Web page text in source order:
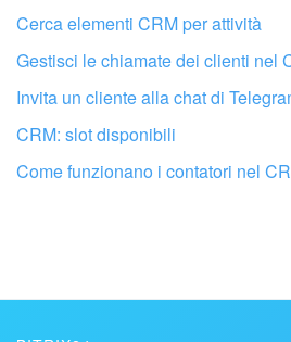
Fai configurare il tuo
Cerca elementi CRM per attività
Gestisci le chiamate dei clienti nel
Invita un cliente alla chat di
CRM: slot disponibili
Come funzionano i contatori nel